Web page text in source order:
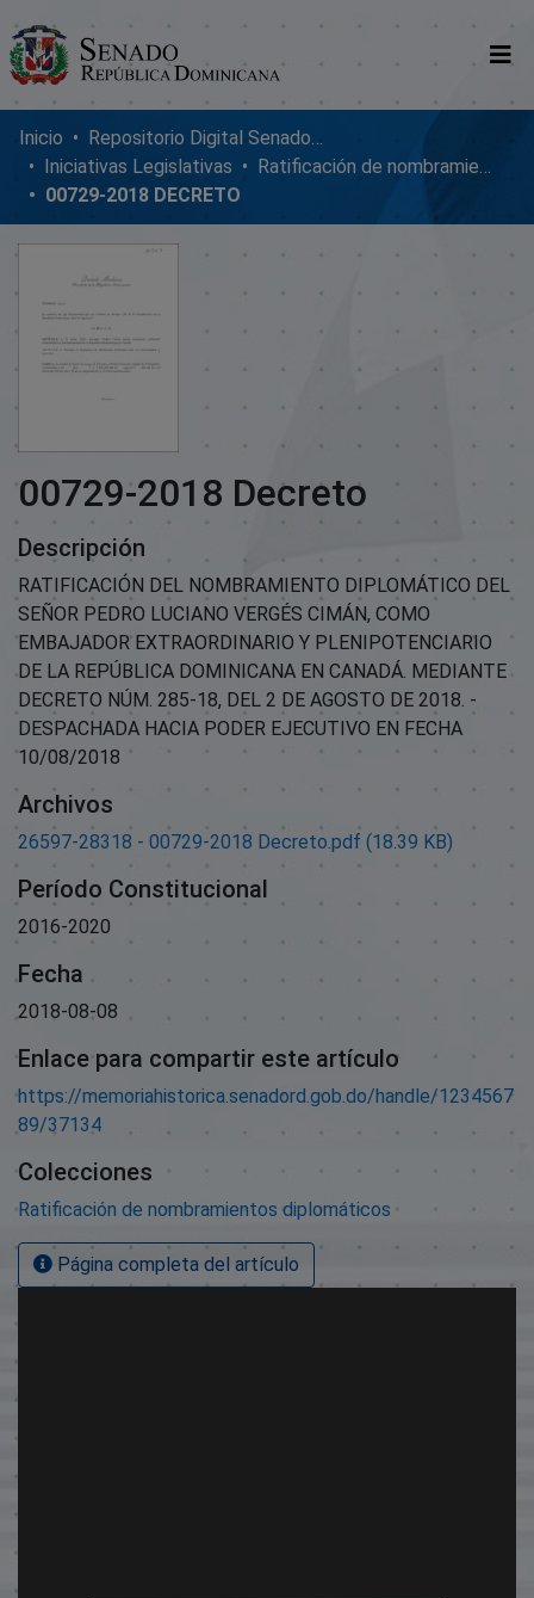
Comunidades
Glosario
Nosotros
Inicio
Repositorio Digital SenadoRD
Iniciativas Legislativas
Ratificación de nombramientos diplomáticos
00729-2018 DECRETO
00729-2018 Decreto
Descripción
RATIFICACIÓN DEL NOMBRAMIENTO DIPLOMÁTICO DEL
SEÑOR PEDRO LUCIANO VERGÉS CIMÁN, COMO
EMBAJADOR EXTRAORDINARIO Y PLENIPOTENCIARIO
DE LA REPÚBLICA DOMINICANA EN CANADÁ. MEDIANTE
DECRETO NÚM. 285-18, DEL 2 DE AGOSTO DE 2018. -
DESPACHADA HACIA PODER EJECUTIVO EN FECHA
10/08/2018
Archivos
26597-28318 - 00729-2018 Decreto.pdf (18.39 KB)
Período Constitucional
2016-2020
Fecha
2018-08-08
Enlace para compartir este artículo
https://memoriahistorica.senadord.gob.do/handle/1234567
89/37134
Colecciones
Ratificación de nombramientos diplomáticos
Página completa del artículo